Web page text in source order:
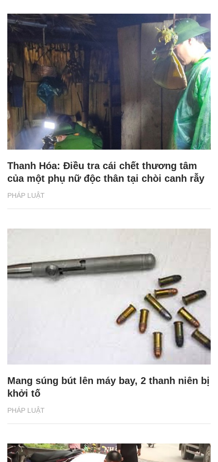
PHÁP LUẬT
Thanh Hóa: Điều tra cái chết thương tâm
của một phụ nữ độc thân tại chòi canh rẫy
PHÁP LUẬT
Mang súng bút lên máy bay, 2 thanh niên bị
khởi tố